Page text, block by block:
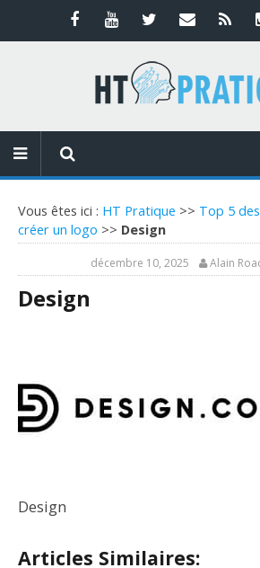
Vous êtes ici : HT Pratique >> Top 5
créer un logo >> Design
décembre 10, 2025 Alain
Design
Design
Articles Similaires: